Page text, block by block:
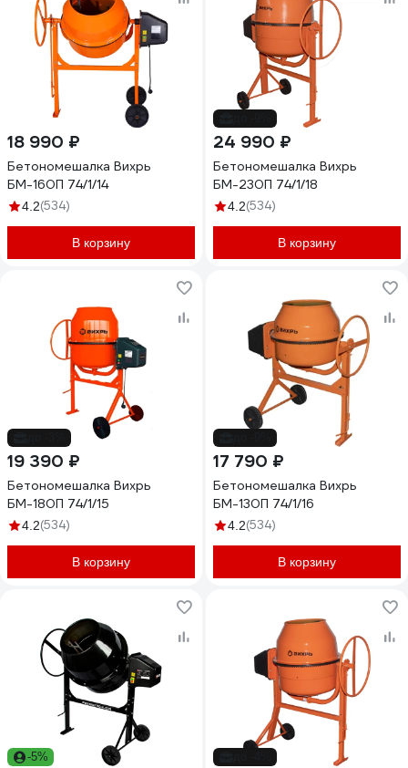
18 990 ₽
Бетономешалка Вихрь
БМ-160П 74/1/14
4.2(534)
В корзину
24 990 ₽
Бетономешалка Вихрь
БМ-230П 74/1/18
4.2(534)
В корзину
19 390 ₽
Бетономешалка Вихрь
БМ-180П 74/1/15
4.2(534)
В корзину
17 790 ₽
Бетономешалка Вихрь
БМ-130П 74/1/16
4.2(534)
В корзину
-5%